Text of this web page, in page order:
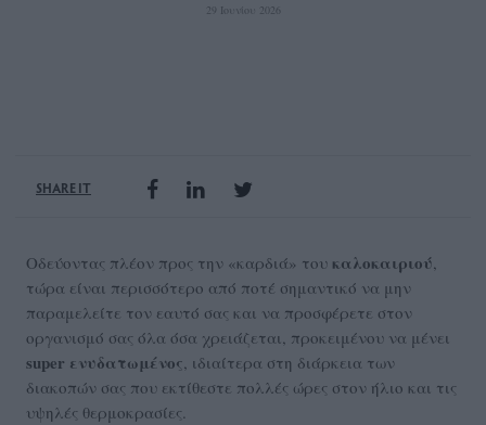
29 Ιουνίου 2026
SHARE IT
Οδεύοντας πλέον προς την «καρδιά» του καλοκαιριού,
τώρα είναι περισσότερο από ποτέ σημαντικό να μην
παραμελείτε τον εαυτό σας και να προσφέρετε στον
οργανισμό σας όλα όσα χρειάζεται, προκειμένου να μένει
super ενυδατωμένος, ιδιαίτερα στη διάρκεια των
διακοπών σας που εκτίθεστε πολλές ώρες στον ήλιο και τις
υψηλές θερμοκρασίες.